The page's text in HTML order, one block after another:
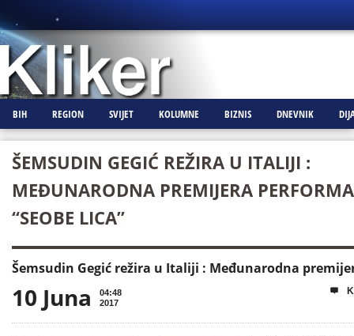
BIH REGION SVIJET KOLUMNE BIZNIS DNEVNIK
ŠEMSUDIN GEGIĆ REŽIRA U ITALIJI :
MEĐUNARODNA PREMIJERA
“SEOBE LICA”
Šemsudin Gegić režira u Italiji : Međunarodna
10 Juna
04:48
2017
